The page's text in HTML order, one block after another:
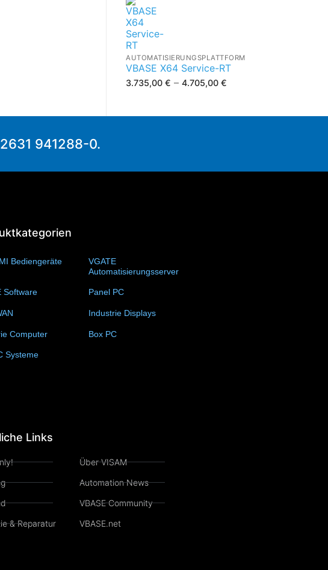
AUTOMATISIERUNGSPLATTFORM
VBASE X64 Service-RT
3.735,00 € – 4.705,00 €
941288-0.
Bediengeräte
VGATE
Automatisierungsserver
Software Panel PC
Industrie Displays
Computer Box PC
Systeme
Links
& Reparatur
Über VISAM
Automation News
VBASE Community
VBASE.net